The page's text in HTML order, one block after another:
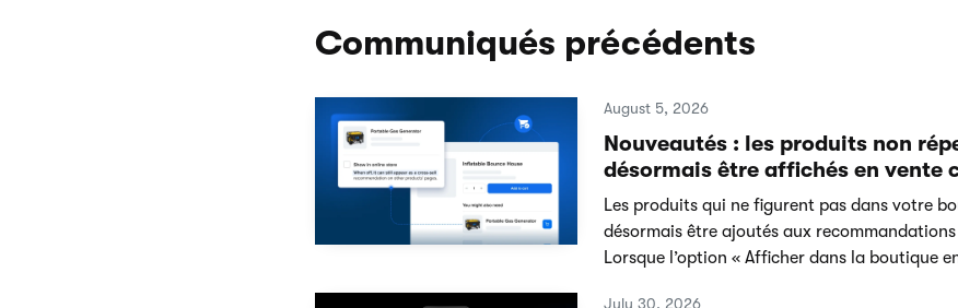
Communiqués précédents
August 5, 2026
Nouveautés : les produits non
désormais être affichés en vente
Les produits qui ne figurent pas dans votre
désormais être ajoutés aux
Lorsque l’option « Afficher dans la boutique
July 30, 2026